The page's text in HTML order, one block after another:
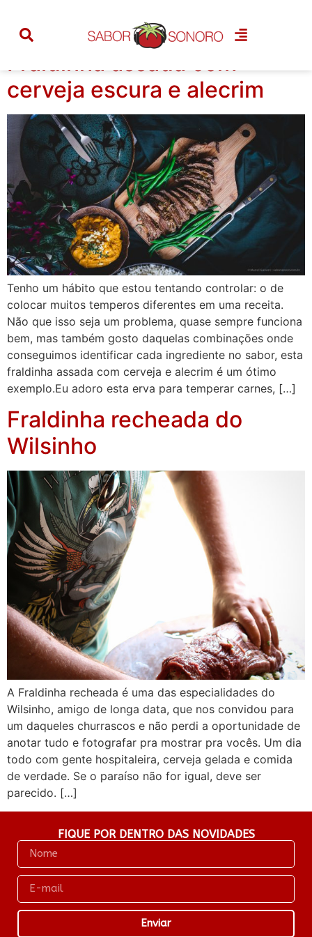
Tag: fraldinha
Fraldinha assada com
cerveja escura e alecrim
Tenho um hábito que estou tentando controlar: o de
colocar muitos temperos diferentes em uma receita.
Não que isso seja um problema, quase sempre funciona
bem, mas também gosto daquelas combinações onde
conseguimos identificar cada ingrediente no sabor, esta
fraldinha assada com cerveja e alecrim é um ótimo
exemplo.Eu adoro esta erva para temperar carnes, […]
Fraldinha recheada do
Wilsinho
A Fraldinha recheada é uma das especialidades do
Wilsinho, amigo de longa data, que nos convidou para
um daqueles churrascos e não perdi a oportunidade de
anotar tudo e fotografar pra mostrar pra vocês. Um dia
todo com gente hospitaleira, cerveja gelada e comida
de verdade. Se o paraíso não for igual, deve ser
parecido. […]
FIQUE POR DENTRO DAS NOVIDADES
Enviar